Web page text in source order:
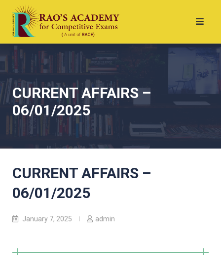
CURRENT AFFAIRS –
06/01/2025
CURRENT AFFAIRS –
06/01/2025
January 7, 2025 admin